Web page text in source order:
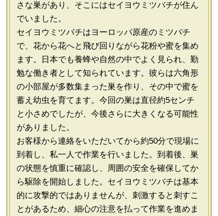
さな巣があり、そこにはセイヨウミツバチが住ん
でいました。
セイヨウミツバチはヨーロッパ原産のミツバチ
で、花から花へと飛び回りながら花粉や蜜を集め
ます。日本でも養蜂や自然の中でよく見られ、勤
勉な働き者として知られています。彼らは六角形
の小部屋が多数集まった巣を作り、その中で蜜を
蓄え幼虫を育てます。今回の巣は直径約5センチ
と小さめでしたが、今後さらに大きくなる可能性
がありました。
お客様から連絡をいただいてから約50分で現場に
到着し、私一人で作業を行いました。到着後、巣
の状態を慎重に確認し、周囲の安全を確保してか
ら駆除を開始しました。セイヨウミツバチは基本
的に攻撃的ではありませんが、刺激すると刺すこ
とがあるため、細心の注意を払って作業を進めま